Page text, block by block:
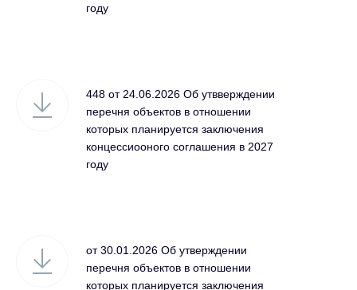
году
448 от 24.06.2026 Об утвверждении
перечня объектов в отношении
которых планируется заключения
концессиооного соглашения в 2027
году
от 30.01.2026 Об утверждении
перечня объектов в отношении
которых планируется заключения